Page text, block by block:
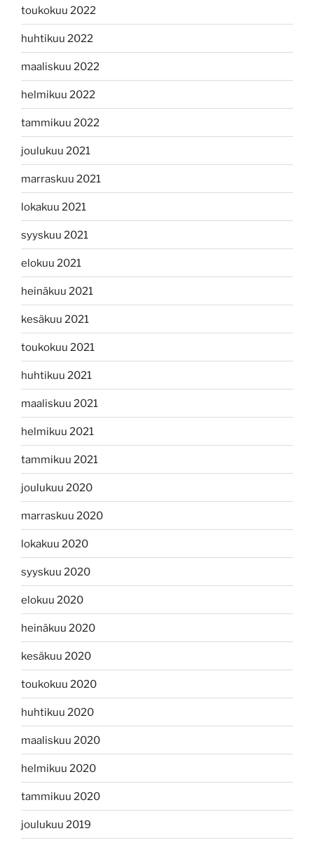
toukokuu 2022
huhtikuu 2022
maaliskuu 2022
helmikuu 2022
tammikuu 2022
joulukuu 2021
marraskuu 2021
lokakuu 2021
syyskuu 2021
elokuu 2021
heinäkuu 2021
kesäkuu 2021
toukokuu 2021
huhtikuu 2021
maaliskuu 2021
helmikuu 2021
tammikuu 2021
joulukuu 2020
marraskuu 2020
lokakuu 2020
syyskuu 2020
elokuu 2020
heinäkuu 2020
kesäkuu 2020
toukokuu 2020
huhtikuu 2020
maaliskuu 2020
helmikuu 2020
tammikuu 2020
joulukuu 2019